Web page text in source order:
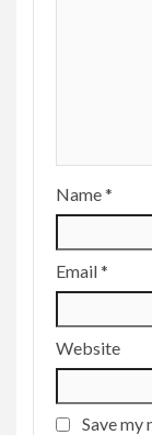
Name*
Email*
Website
Save my